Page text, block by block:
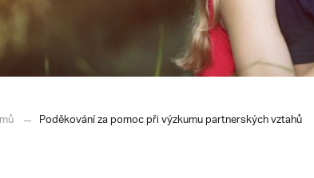
Poděkování za pomoc při výzkumu partnerských vztahů